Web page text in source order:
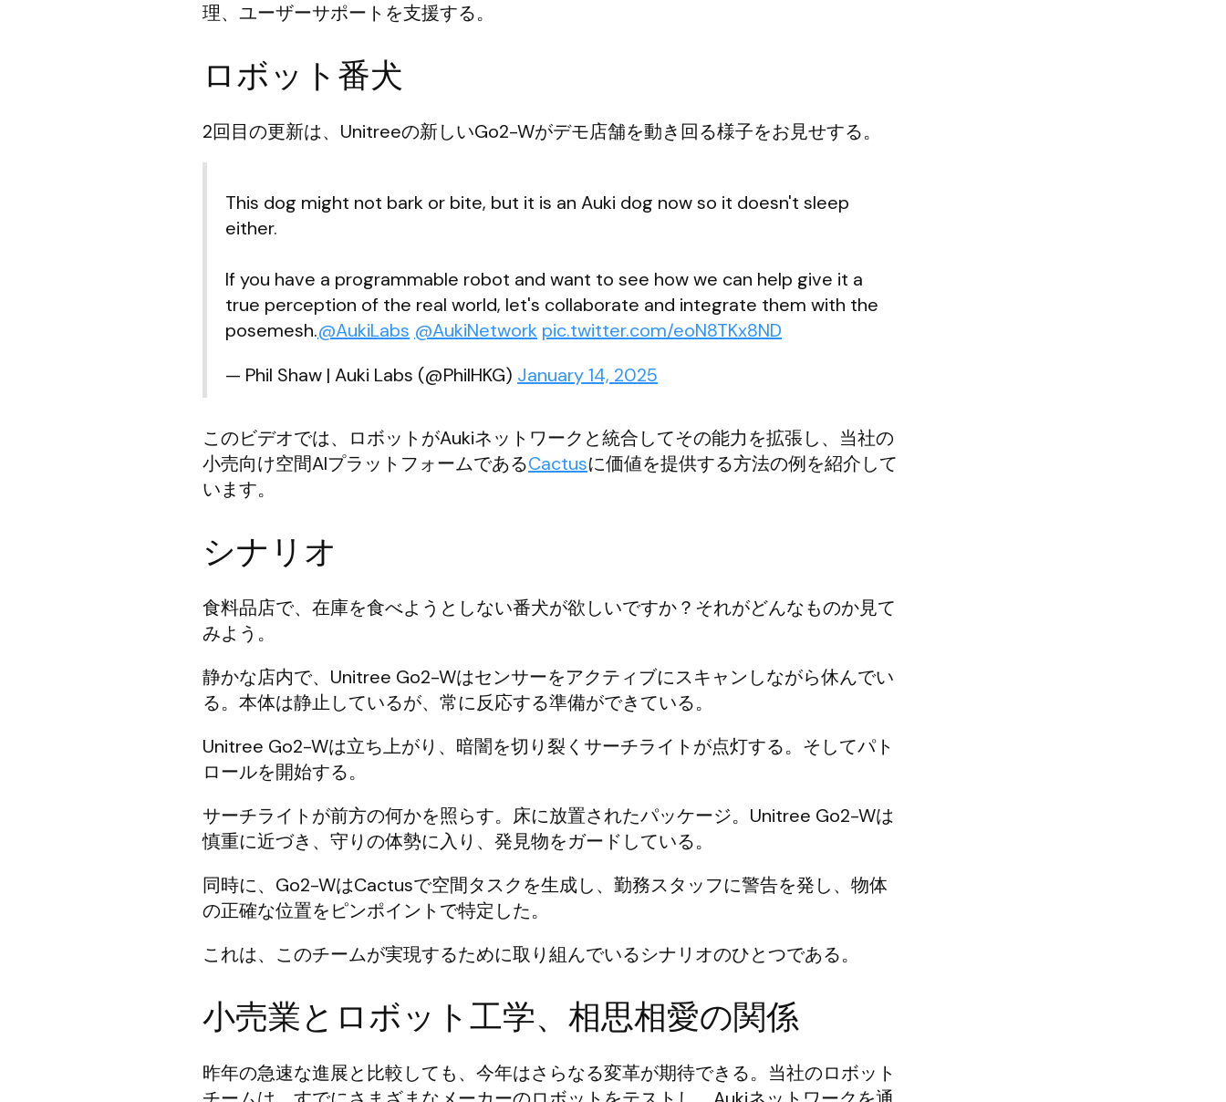
理、ユーザーサポートを支援する。
ロボット番犬
2回目の更新は、Unitreeの新しいGo2-Wがデモ店舗を動き回る様子をお見せする。
This dog might not bark or bite, but it is an Auki dog now so it doesn't sleep
either.
If you have a programmable robot and want to see how we can help give it a
true perception of the real world, let's collaborate and integrate them with the
posemesh.@AukiLabs @AukiNetwork pic.twitter.com/eoN8TKx8ND
— Phil Shaw | Auki Labs (@PhilHKG) January 14, 2025
このビデオでは、ロボットがAukiネットワークと統合してその能力を拡張し、当社の
小売向け空間AIプラットフォームであるCactusに価値を提供する方法の例を紹介して
います。
シナリオ
食料品店で、在庫を食べようとしない番犬が欲しいですか？それがどんなものか見て
みよう。
静かな店内で、Unitree Go2-Wはセンサーをアクティブにスキャンしながら休んでい
る。本体は静止しているが、常に反応する準備ができている。
Unitree Go2-Wは立ち上がり、暗闇を切り裂くサーチライトが点灯する。そしてパト
ロールを開始する。
サーチライトが前方の何かを照らす。床に放置されたパッケージ。Unitree Go2-Wは
慎重に近づき、守りの体勢に入り、発見物をガードしている。
同時に、Go2-WはCactusで空間タスクを生成し、勤務スタッフに警告を発し、物体
の正確な位置をピンポイントで特定した。
これは、このチームが実現するために取り組んでいるシナリオのひとつである。
小売業とロボット工学、相思相愛の関係
昨年の急速な進展と比較しても、今年はさらなる変革が期待できる。当社のロボット